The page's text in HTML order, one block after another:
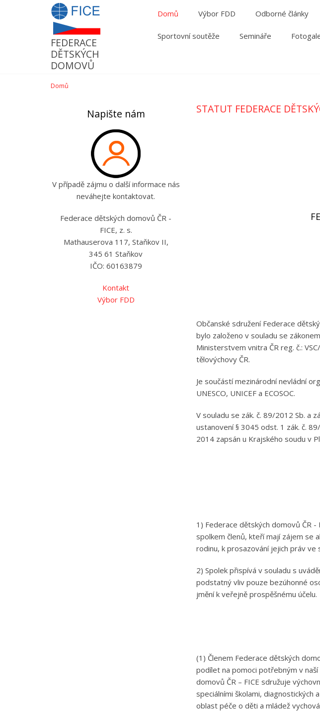
FEDERACE
DĚTSKÝCH
DOMOVŮ
Domů Výbor FDD Odborné články
Sportovní soutěže Semináře
Domů
Napište nám
V případě zájmu o další informace nás
neváhejte kontaktovat.
Federace dětských domovů ČR -
FICE, z. s.
Mathauserova 117, Staňkov II,
345 61 Staňkov
IČO: 60163879
Kontakt
Výbor FDD
STATUT FEDERACE
Občanské sdružení Federace
bylo založeno v souladu se
Ministerstvem vnitra ČR reg. č.:
tělovýchovy ČR.
Je součástí mezinárodní nevládní
UNESCO, UNICEF a ECOSOC.
V souladu se zák. č. 89/2012 Sb. a
ustanovení § 3045 odst. 1 zák. č.
2014 zapsán u Krajského soudu v
1) Federace dětských domovů ČR
spolkem členů, kteří mají zájem se
rodinu, k prosazování jejich práv ve
2) Spolek přispívá v souladu s
podstatný vliv pouze bezúhonné
jmění k veřejně prospěšnému účelu.
(1) Členem Federace dětských
podílet na pomoci potřebným v
domovů ČR – FICE sdružuje
speciálními školami, diagnostických
oblast péče o děti a mládež